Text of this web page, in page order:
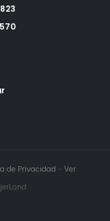
de Privacidad - Ver